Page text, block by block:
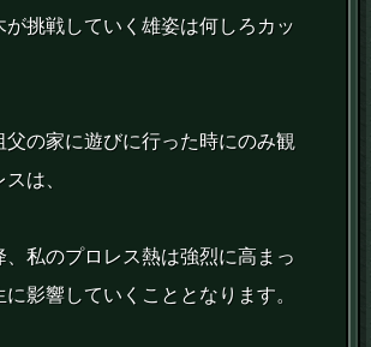
が挑戦していく雄姿は何しろカッ
父の家に遊びに行った時にのみ観
は、
、私のプロレス熱は強烈に高まっ
影響していくこととなります。